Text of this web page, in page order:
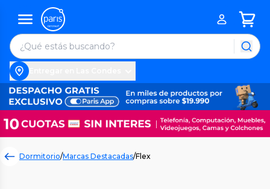
Dormitorio/Marcas Destacadas/Flex